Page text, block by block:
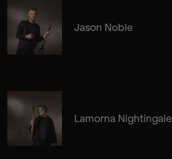
Jason Noble
Lamorna Nightingale